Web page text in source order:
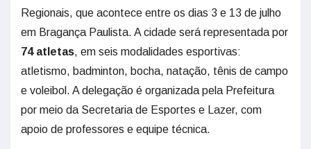
Regionais, que acontece entre os dias 3 e 13 de julho
em Bragança Paulista. A cidade será representada por
74 atletas, em seis modalidades esportivas:
atletismo, badminton, bocha, natação, tênis de campo
e voleibol. A delegação é organizada pela Prefeitura
por meio da Secretaria de Esportes e Lazer, com
apoio de professores e equipe técnica.